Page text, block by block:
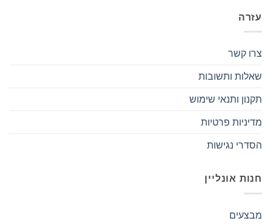
עזרה
צרו קשר
שאלות ותשובות
תקנון ותנאי שימוש
מדיניות פרטיות
הסדרי נגישות
חנות אונליין
מבצעים